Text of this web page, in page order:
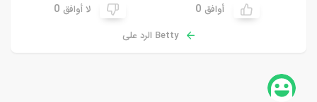
أوافق 0 لا أوافق 0
Betty الرد على